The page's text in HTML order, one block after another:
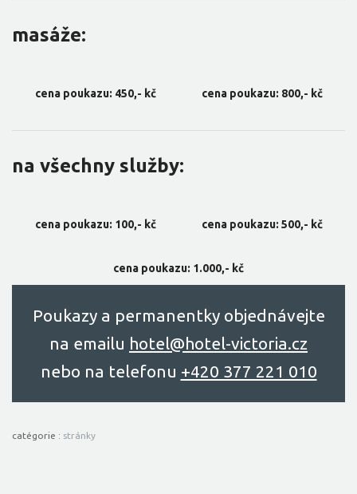
masáže:
cena poukazu: 450,- kč cena poukazu: 800,- kč
na všechny služby:
cena poukazu: 100,- kč cena poukazu: 500,- kč
cena poukazu: 1.000,- kč
Poukazy a permanentky objednávejte
na emailu hоtel@hоtel-victоriа.cz
nebo na telefonu +420 377 221 010
catégorie : stránky